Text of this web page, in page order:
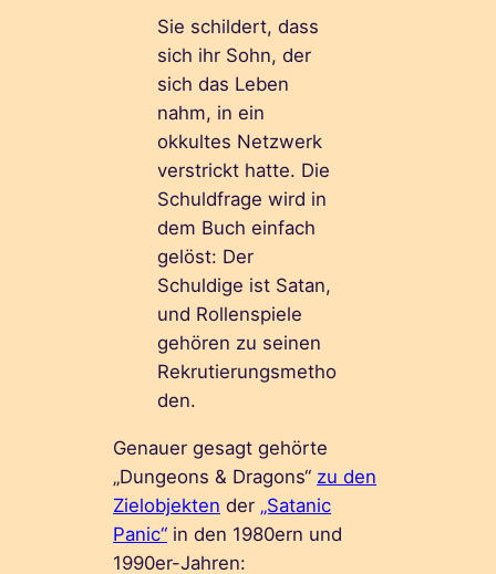
Sie schildert, dass
sich ihr Sohn, der
sich das Leben
nahm, in ein
okkultes Netzwerk
verstrickt hatte. Die
Schuldfrage wird in
dem Buch einfach
gelöst: Der
Schuldige ist Satan,
und Rollenspiele
gehören zu seinen
Rekrutierungsmetho
den.
Genauer gesagt gehörte
„Dungeons & Dragons“ zu den
Zielobjekten der „Satanic
Panic“ in den 1980ern und
1990er-Jahren: